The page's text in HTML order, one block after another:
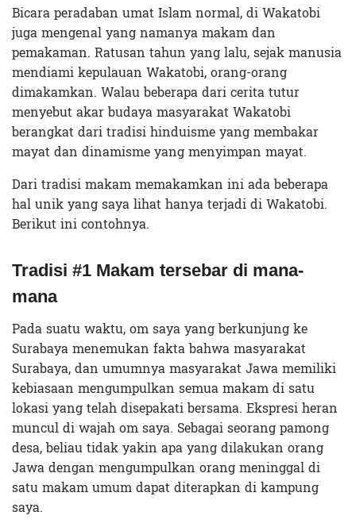
Bicara peradaban umat Islam normal, di Wakatobi
juga mengenal yang namanya makam dan
pemakaman. Ratusan tahun yang lalu, sejak manusia
mendiami kepulauan Wakatobi, orang-orang
dimakamkan. Walau beberapa dari cerita tutur
menyebut akar budaya masyarakat Wakatobi
berangkat dari tradisi hinduisme yang membakar
mayat dan dinamisme yang menyimpan mayat.
Dari tradisi makam memakamkan ini ada beberapa
hal unik yang saya lihat hanya terjadi di Wakatobi.
Berikut ini contohnya.
Tradisi #1 Makam tersebar di mana-
mana
Pada suatu waktu, om saya yang berkunjung ke
Surabaya menemukan fakta bahwa masyarakat
Surabaya, dan umumnya masyarakat Jawa memiliki
kebiasaan mengumpulkan semua makam di satu
lokasi yang telah disepakati bersama. Ekspresi heran
muncul di wajah om saya. Sebagai seorang pamong
desa, beliau tidak yakin apa yang dilakukan orang
Jawa dengan mengumpulkan orang meninggal di
satu makam umum dapat diterapkan di kampung
saya.